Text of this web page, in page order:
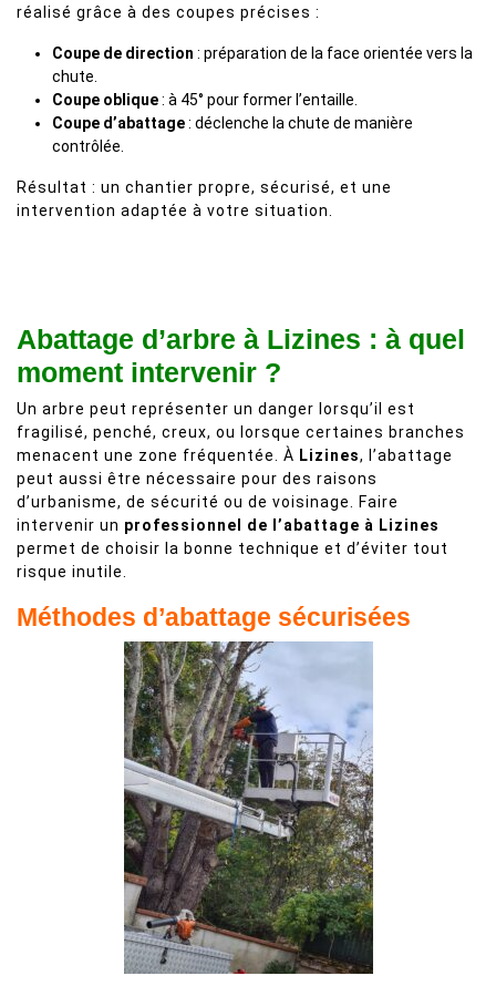
réalisé grâce à des coupes précises :
Coupe de direction : préparation de la face orientée vers la
chute.
Coupe oblique: à 45° pour former l’entaille.
Coupe d’abattage: déclenche la chute de manière
contrôlée.
Résultat : un chantier propre, sécurisé, et une
intervention adaptée à votre situation.
Abattage d’arbre à Lizines : à quel
moment intervenir ?
Un arbre peut représenter un danger lorsqu’il est
fragilisé, penché, creux, ou lorsque certaines branches
menacent une zone fréquentée. À Lizines, l’abattage
peut aussi être nécessaire pour des raisons
d’urbanisme, de sécurité ou de voisinage. Faire
intervenir un professionnel de l’abattage à Lizines
permet de choisir la bonne technique et d’éviter tout
risque inutile.
Méthodes d’abattage sécurisées